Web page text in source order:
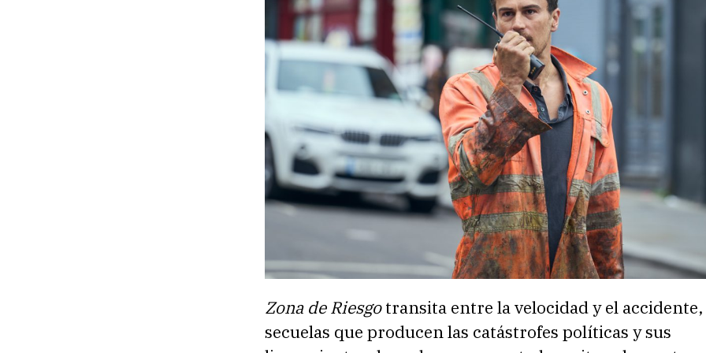
Zona de Riesgotransita entre la velocidad y el accidente,
secuelas que producen las catástrofes políticas y sus